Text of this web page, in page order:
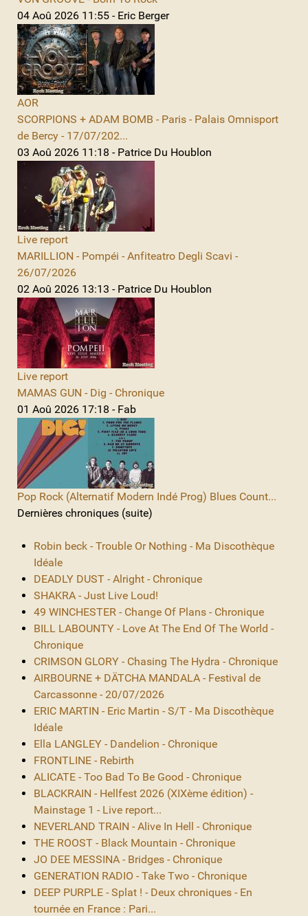
04 Aoû 2026 11:55 - Eric Berger
AOR
SCORPIONS + ADAM BOMB - Paris - Palais Omnisport
de Bercy - 17/07/202...
03 Aoû 2026 11:18 - Patrice Du Houblon
Live report
MARILLION - Pompéi - Anfiteatro Degli Scavi -
26/07/2026
02 Aoû 2026 13:13 - Patrice Du Houblon
Live report
MAMAS GUN - Dig - Chronique
01 Aoû 2026 17:18 - Fab
Pop Rock (Alternatif Modern Indé Prog) Blues Count...
Dernières chroniques (suite)
Robin beck - Trouble Or Nothing - Ma Discothèque
Idéale
DEADLY DUST - Alright - Chronique
SHAKRA - Just Live Loud!
49 WINCHESTER - Change Of Plans - Chronique
BILL LABOUNTY - Love At The End Of The World -
Chronique
CRIMSON GLORY - Chasing The Hydra - Chronique
AIRBOURNE + DÄTCHA MANDALA - Festival de
Carcassonne - 20/07/2026
ERIC MARTIN - Eric Martin - S/T - Ma Discothèque
Idéale
Ella LANGLEY - Dandelion - Chronique
FRONTLINE - Rebirth
ALICATE - Too Bad To Be Good - Chronique
BLACKRAIN - Hellfest 2026 (XIXème édition) -
Mainstage 1 - Live report...
NEVERLAND TRAIN - Alive In Hell - Chronique
THE ROOST - Black Mountain - Chronique
JO DEE MESSINA - Bridges - Chronique
GENERATION RADIO - Take Two - Chronique
DEEP PURPLE - Splat ! - Deux chroniques - En
tournée en France : Pari...